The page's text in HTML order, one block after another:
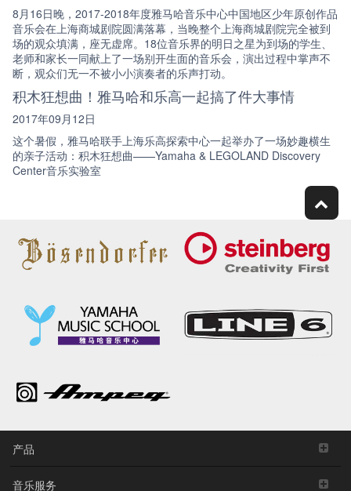
8月16日晚，2017-2018年度雅马哈音乐中心中国地区少年原创作品
音乐会在上海商城剧院圆满落幕，当晚整个上海商城剧院完全被到
场的观众填满，座无虚席。18位音乐界的明日之星为到场的学生、
老师和家长一同献上了一场别开生面的音乐会，演出过程中掌声不
断，观众们无一不被小小演奏者的乐声打动。
积木狂想曲！雅马哈和乐高一起搞了件大事情
2017年09月12日
这个暑假，雅马哈联手上海乐高探索中心一起举办了一场妙趣横生
的亲子活动：积木狂想曲——Yamaha & LEGOLAND Discovery
Center音乐实验室
产品
音乐服务